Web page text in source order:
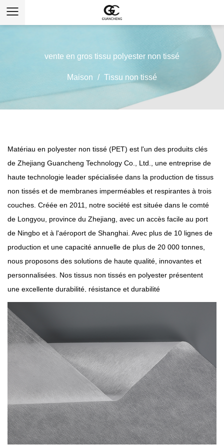
vente en gros tissu polyester non tissé
Maison / Tissu non tissé
Matériau en polyester non tissé (PET) est l'un des produits clés
de Zhejiang Guancheng Technology Co., Ltd., une entreprise de
haute technologie leader spécialisée dans la production de tissus
non tissés et de membranes imperméables et respirantes à trois
couches. Créée en 2011, notre société est située dans le comté
de Longyou, province du Zhejiang, avec un accès facile au port
de Ningbo et à l'aéroport de Shanghai. Avec plus de 10 lignes de
production et une capacité annuelle de plus de 20 000 tonnes,
nous proposons des solutions de haute qualité, innovantes et
personnalisées. Nos tissus non tissés en polyester présentent
une excellente durabilité, résistance et durabilité
environnementale, adaptés à diverses applications. Ces
matériaux sont largement utilisés dans des secteurs tels que la
construction, l’automobile et la filtration.
Tissus non tissés en polyestersont utilisés dans une large
gamme d'applications et peuvent être caractérisés par leurs
constructions textiles, leur rugosité, leur épaisseur et leurs
densités. Ils sont généralement utilisés pour les sacs, les
casquettes et les gants.
Nos tissus en polyester non tissé sont disponibles dans des
couleurs vives, garantissant une excellente solidité des couleurs,
stabilité dimensionnelle, résistance et douceur. Ils peuvent être